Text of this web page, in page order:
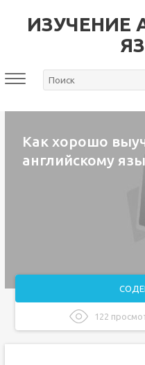
ИЗУЧЕНИЕ
Как хорошо
английскому
122